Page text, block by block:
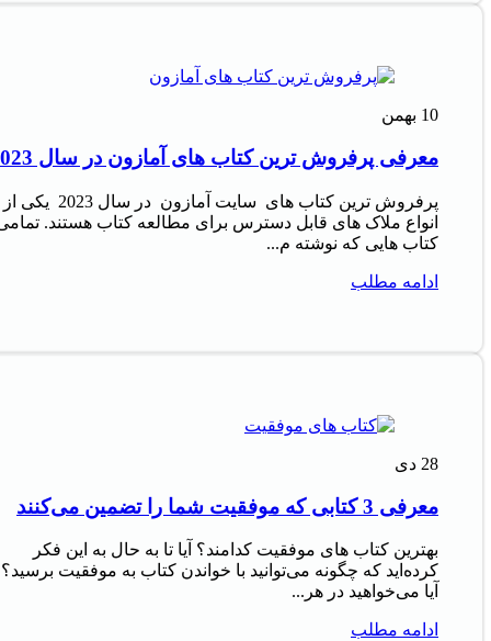
10 بهمن
معرفی پرفروش‌ ترین کتاب‌ های آمازون در سال 2023
پرفروش‌ ترین کتاب‌ های سایت آمازون در سال 2023 یکی از
انواع ملاک‌ های قابل دسترس برای مطالعه کتاب هستند.
کتاب‌ هایی که نوشته م...
ادامه مطلب
28 دی
معرفی 3 کتابی که موفقیت شما را تضمین می‌کنند
بهترین کتاب های موفقیت کدامند؟ آیا تا به حال به این فکر
کرده‌اید که چگونه می‌توانید با خواندن کتاب به موفقیت برسید؟
آیا می‌خواهید در هر...
ادامه مطلب